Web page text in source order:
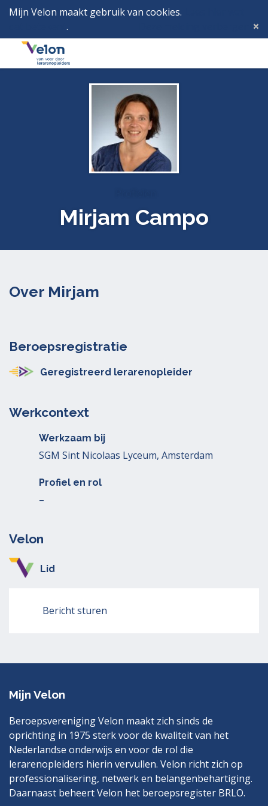
Mijn Velon maakt gebruik van cookies.
.
Menu
Mirjam Campo
Over Mirjam
Beroepsregistratie
Geregistreerd lerarenopleider
Werkcontext
Werkzaam bij
SGM Sint Nicolaas Lyceum, Amsterdam
Profiel en rol
–
Velon
Lid
Bericht sturen
Mijn Velon
Beroepsvereniging Velon maakt zich sinds de
oprichting in 1975 sterk voor de kwaliteit van het
Nederlandse onderwijs en voor de rol die
lerarenopleiders hierin vervullen. Velon richt zich op
professionalisering, netwerk en belangenbehartiging.
Daarnaast beheert Velon het beroepsregister BRLO.